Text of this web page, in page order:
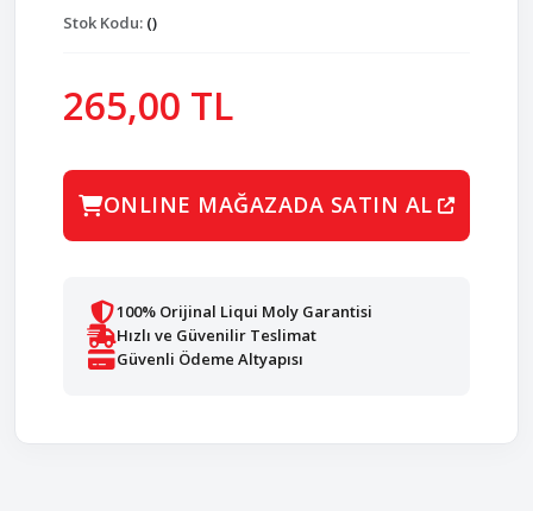
Stok Kodu: ()
265,00 TL
ONLINE MAĞAZADA SATIN AL
100% Orijinal Liqui Moly Garantisi
Hızlı ve Güvenilir Teslimat
Güvenli Ödeme Altyapısı